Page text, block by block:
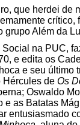
que herdei de
crítico,
grupo Além da
na PUC,
e edita os
e seu último
Hércules de Os
Oswaldo
as Batatas
entusiasmado